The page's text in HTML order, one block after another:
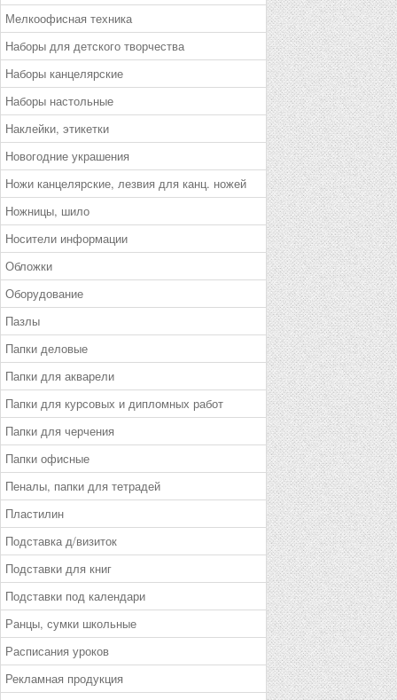
Мелкоофисная техника
Наборы для детского творчества
Наборы канцелярские
Наборы настольные
Наклейки, этикетки
Новогодние украшения
Ножи канцелярские, лезвия для канц. ножей
Ножницы, шило
Носители информации
Обложки
Оборудование
Пазлы
Папки деловые
Папки для акварели
Папки для курсовых и дипломных работ
Папки для черчения
Папки офисные
Пеналы, папки для тетрадей
Пластилин
Подставка д/визиток
Подставки для книг
Подставки под календари
Ранцы, сумки школьные
Расписания уроков
Рекламная продукция